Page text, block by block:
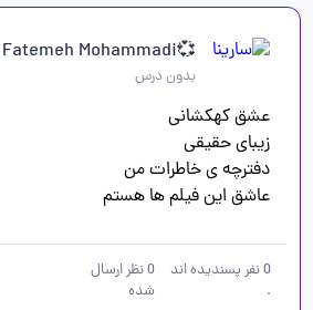
💞Fatemeh Mohammadi 💞
بدون درس
عاشق این فیلم ها هستم
0نفر پسندیده اند
.
0نظر ارسال
شده